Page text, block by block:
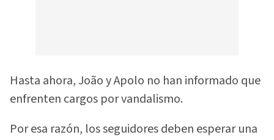
Hasta ahora, João y Apolo no han informado que
enfrenten cargos por vandalismo.
Por esa razón, los seguidores deben esperar una